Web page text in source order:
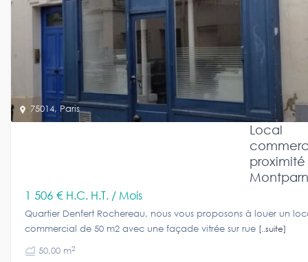
75014, Paris
Local
1 506 € H.C. H.T. / Mois
Quartier Denfert Rochereau, nous vous proposons à louer un
commercial de 50 m2 avec une façade vitrée sur rue [..suite]
50,00 m2